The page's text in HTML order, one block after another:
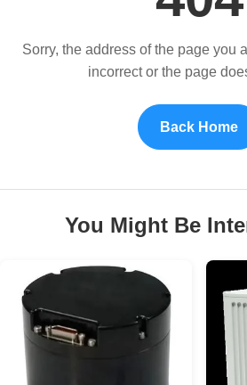
Sorry, the address of the page you
incorrect or the page
Back Home
You Might Be